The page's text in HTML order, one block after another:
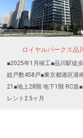
ロイヤルパークス品川
■2025年1月竣工■品川駅徒
総戸数458戸■東京都港区港
21■地上28階 地下1階 RC造
レント2.5ヶ月